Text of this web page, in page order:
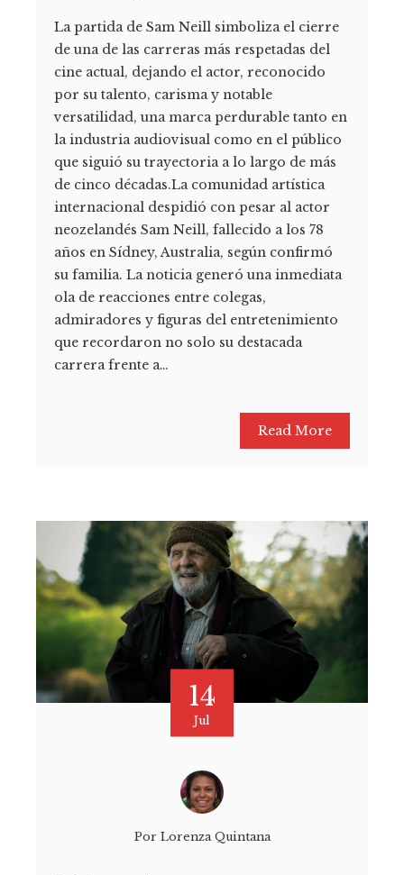
La partida de Sam Neill simboliza el cierre
de una de las carreras más respetadas del
cine actual, dejando el actor, reconocido
por su talento, carisma y notable
versatilidad, una marca perdurable tanto en
la industria audiovisual como en el público
que siguió su trayectoria a lo largo de más
de cinco décadas.La comunidad artística
internacional despidió con pesar al actor
neozelandés Sam Neill, fallecido a los 78
años en Sídney, Australia, según confirmó
su familia. La noticia generó una inmediata
ola de reacciones entre colegas,
admiradores y figuras del entretenimiento
que recordaron no solo su destacada
carrera frente a…
Read More
14
Jul
Por Lorenza Quintana